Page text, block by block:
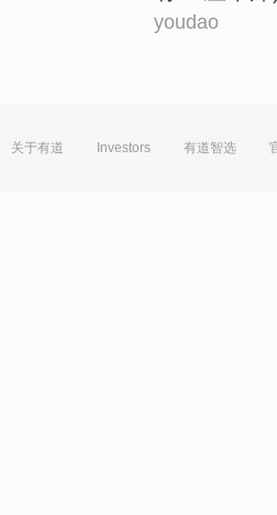
youdao
关于有道 Investors 有道智选